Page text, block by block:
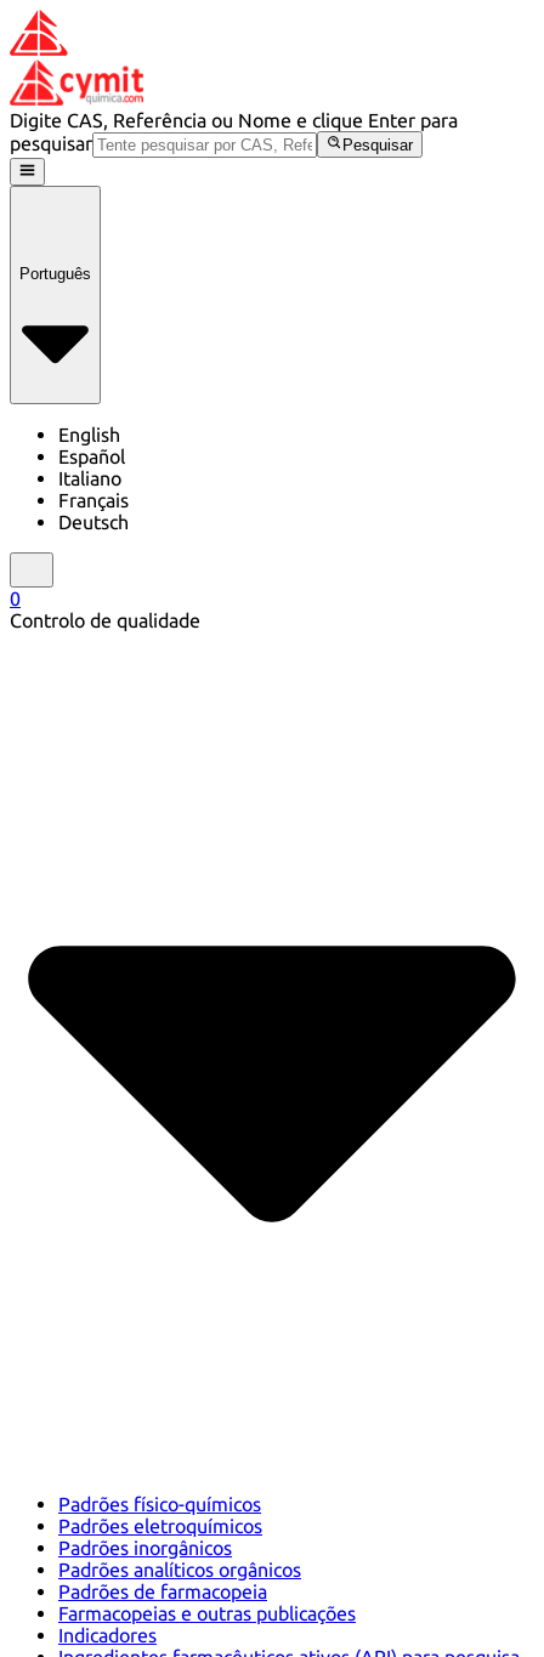
Digite CAS, Referência ou Nome e clique Enter para
pesquisar
Pesquisar
Português
English
Español
Italiano
Français
Deutsch
0
Controlo de qualidade
Padrões físico-químicos
Padrões eletroquímicos
Padrões inorgânicos
Padrões analíticos orgânicos
Padrões de farmacopeia
Farmacopeias e outras publicações
Indicadores